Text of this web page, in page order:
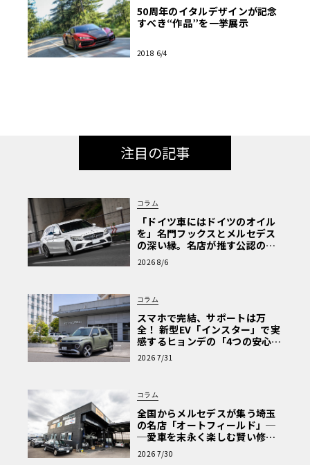
50周年のイタルデザインが記念
すべき“作品”を一挙展示
2018 6/4
注目の記事
コラム
「ドイツ車にはドイツのオイル
を」名門フックスとメルセデス
の深い縁。名店が推す公認の安
心と、Cクラスで味わうシルキー
な走り〈PR〉
2026 8/6
コラム
スマホで完結、サポートは万
全！ 新型EV「インスター」で実
感するヒョンデの「4つの安心」
【第1回・ヒョンデ6つの疑問：
Why? Hyundai?】〈PR〉
2026 7/31
コラム
全国からメルセデスが集う埼玉
の名店「オートフィールド」─
─愛車を末永く楽しむ賢い修理
術と、プロがフックス製オイル
を選ぶ理由〈PR〉
2026 7/30